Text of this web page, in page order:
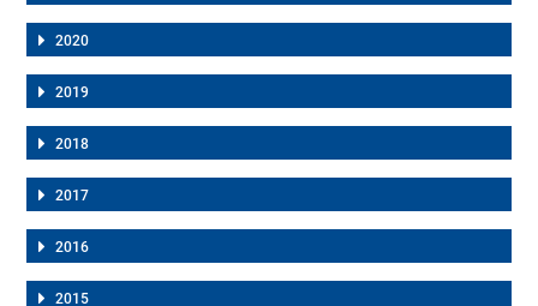
2020
2019
2018
2017
2016
2015